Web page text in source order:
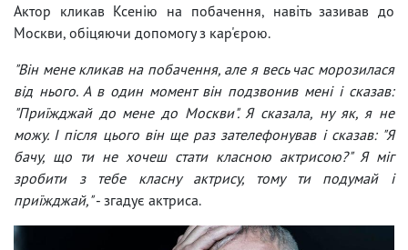
Актор кликав Ксенію на побачення, навіть зазивав до
Москви, обіцяючи допомогу з кар'єрою.
"Він мене кликав на побачення, але я весь час морозилася
від нього. А в один момент він подзвонив мені і сказав:
"Приїжджай до мене до Москви". Я сказала, ну як, я не
можу. І після цього він ще раз зателефонував і сказав: "Я
бачу, що ти не хочеш стати класною актрисою?" Я міг
зробити з тебе класну актрису, тому ти подумай і
приїжджай,"- згадує актриса.